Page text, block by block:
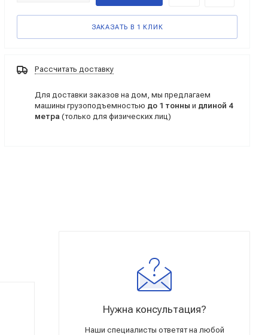
ЗАКАЗАТЬ В 1 КЛИК
Рассчитать доставку
Для доставки заказов на дом, мы предлагаем
машины грузоподъемностью до 1 тонны и длиной 4
метра (только для физических лиц)
Нужна консультация?
Наши специалисты ответят на любой